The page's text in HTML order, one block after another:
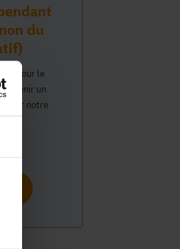
du
pour le
obtenir un
sur notre